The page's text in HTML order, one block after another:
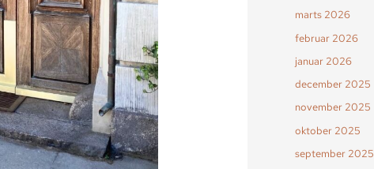
marts 2026
februar 2026
januar 2026
december 2025
november 2025
oktober 2025
september 2025